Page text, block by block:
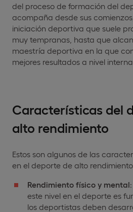
del proceso de formación del
acompaña desde sus
iniciación deportiva que suele
muy tempranas, hasta que
maestría deportiva en la que
mejores resultados a nivel
Características del
alto rendimiento
Estos son algunos de las
en el deporte de alto
Rendimiento físico y mental
este nivel en el deporte es
los deportistas deben